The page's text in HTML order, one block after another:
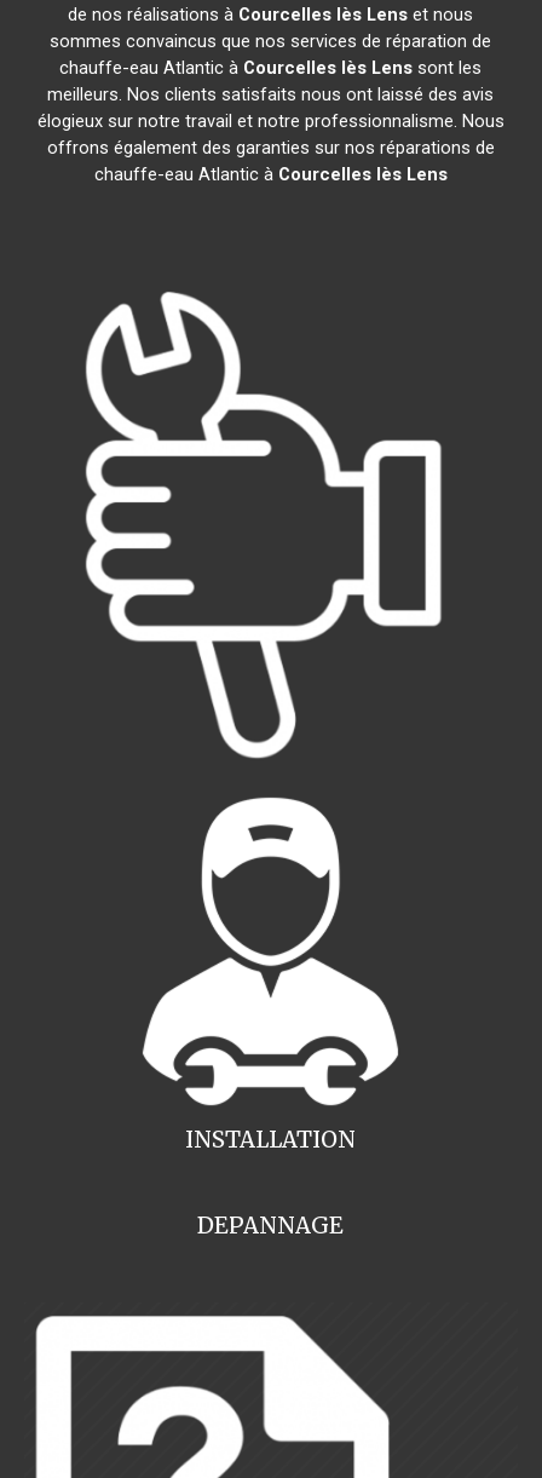
de nos réalisations à Courcelles lès Lens et nous
sommes convaincus que nos services de réparation de
chauffe-eau Atlantic à Courcelles lès Lens sont les
meilleurs. Nos clients satisfaits nous ont laissé des avis
élogieux sur notre travail et notre professionnalisme. Nous
offrons également des garanties sur nos réparations de
chauffe-eau Atlantic à Courcelles lès Lens
INSTALLATION
DEPANNAGE